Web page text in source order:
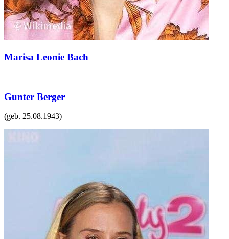
Marisa Leonie Bach
Gunter Berger
(geb. 25.08.1943)